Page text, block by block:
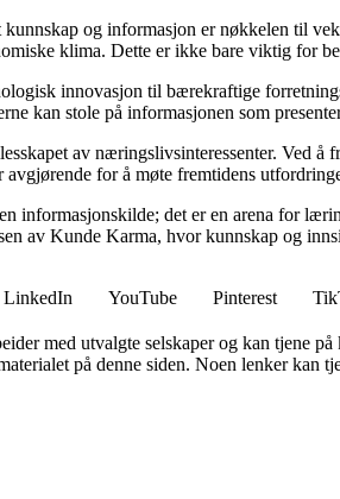
og informasjon er nøkkelen til
klima. Dette er ikke bare viktig for
innovasjon til bærekraftige
kan stole på informasjonen som
av næringslivsinteressenter. Ved
for å møte fremtidens
informasjonskilde; det er en arena for
av Kunde Karma, hvor kunnskap og
LinkedIn YouTube Pinterest
med utvalgte selskaper og kan tjene
på denne siden. Noen lenker kan